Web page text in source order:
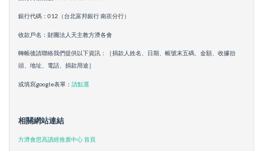
銀行代碼：012（台北富邦銀行 南崁分行）
收款戶名：財團法人天主教方濟各會
轉帳後請聯絡我們提供以下資訊：［捐款人姓名、日期、帳號末五碼、金額、收據抬
頭、地址、電話、捐款用途］
或填寫google表單： 請點選
相關網站連結
方濟會思高讀經推廣中心 首頁